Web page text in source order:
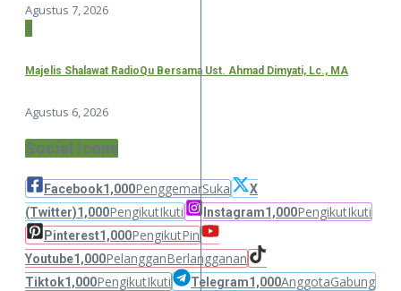
Agustus 7, 2026
3
Majelis Shalawat RadioQu Bersama Ust. Ahmad Dimyati, Lc., MA
Agustus 6, 2026
Social Icons
Facebook1,000PenggemarSuka
X
(Twitter)1,000PengikutIkuti Instagram1,000PengikutIkuti
Pinterest1,000PengikutPin
Youtube1,000PelangganBerlangganan
Tiktok1,000PengikutIkuti Telegram1,000AnggotaGabung